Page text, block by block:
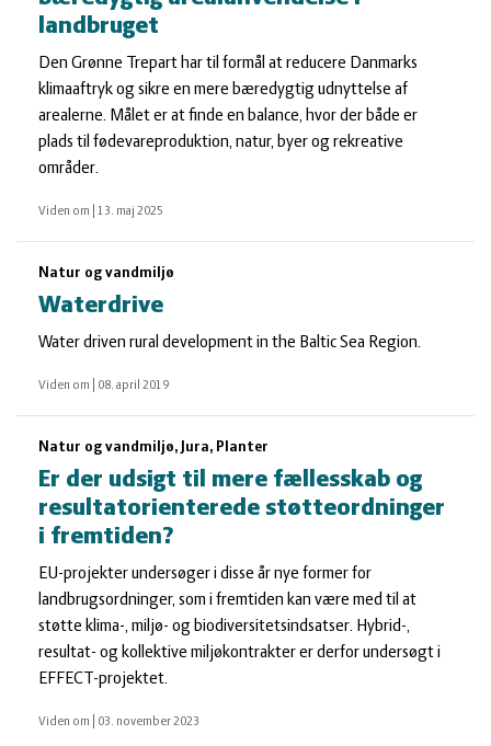
landbruget
Den Grønne Trepart har til formål at reducere Danmarks
klimaaftryk og sikre en mere bæredygtig udnyttelse af
arealerne. Målet er at finde en balance, hvor der både er
plads til fødevareproduktion, natur, byer og rekreative
områder.
Viden om 13. maj 2025
Natur og vandmiljø
Waterdrive
Water driven rural development in the Baltic Sea Region.
Viden om 08. april 2019
Natur og vandmiljø, Jura, Planter
Er der udsigt til mere fællesskab og
resultatorienterede støtteordninger
i fremtiden?
EU-projekter undersøger i disse år nye former for
landbrugsordninger, som i fremtiden kan være med til at
støtte klima-, miljø- og biodiversitetsindsatser. Hybrid-,
resultat- og kollektive miljøkontrakter er derfor undersøgt i
EFFECT-projektet.
Viden om 03. november 2023